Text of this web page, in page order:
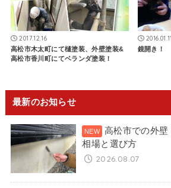
2017.12.16
高松市木太町にて樋塗装、外壁塗装&
高松市香川町にてベランダ塗装！
2016.01.11
鏡開き！
最新のお知らせ
高松市での外壁
相場と選び方
2026.08.07